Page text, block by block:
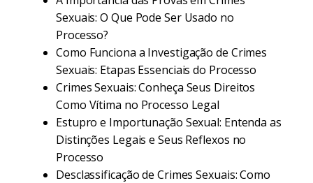
Sexuais: O Que Pode Ser Usado no
Processo?
Como Funciona a Investigação de Crimes
Sexuais: Etapas Essenciais do Processo
Crimes Sexuais: Conheça Seus Direitos
Como Vítima no Processo Legal
Estupro e Importunação Sexual: Entenda as
Distinções Legais e Seus Reflexos no
Processo
Desclassificação de Crimes Sexuais: Como